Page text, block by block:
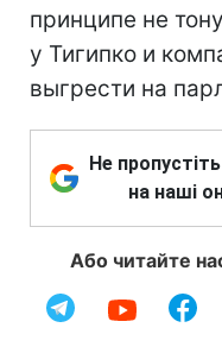
принципе не
у Тигипко и
выгрести на
Не
на наші
Або читайте